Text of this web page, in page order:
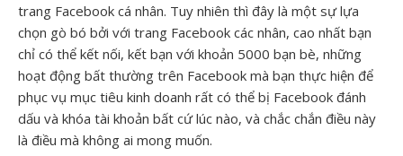
trang Facebook cá nhân. Tuy nhiên thì đây là một sự lựa
chọn gò bó bởi với trang Facebook các nhân, cao nhất bạn
chỉ có thể kết nối, kết bạn với khoản 5000 bạn bè, những
hoạt động bất thường trên Facebook mà bạn thực hiện để
phục vụ mục tiêu kinh doanh rất có thể bị Facebook đánh
dấu và khóa tài khoản bất cứ lúc nào, và chắc chắn điều này
là điều mà không ai mong muốn.